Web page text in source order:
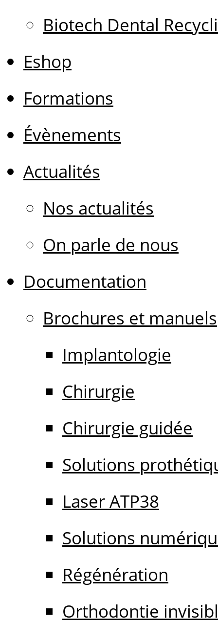
Biotech Dental
Eshop
Formations
Évènements
Actualités
Nos actualités
On parle de nous
Documentation
Brochures et manuels
Implantologie
Chirurgie
Chirurgie guidée
Solutions
Laser ATP38
Solutions
Régénération
Orthodontie